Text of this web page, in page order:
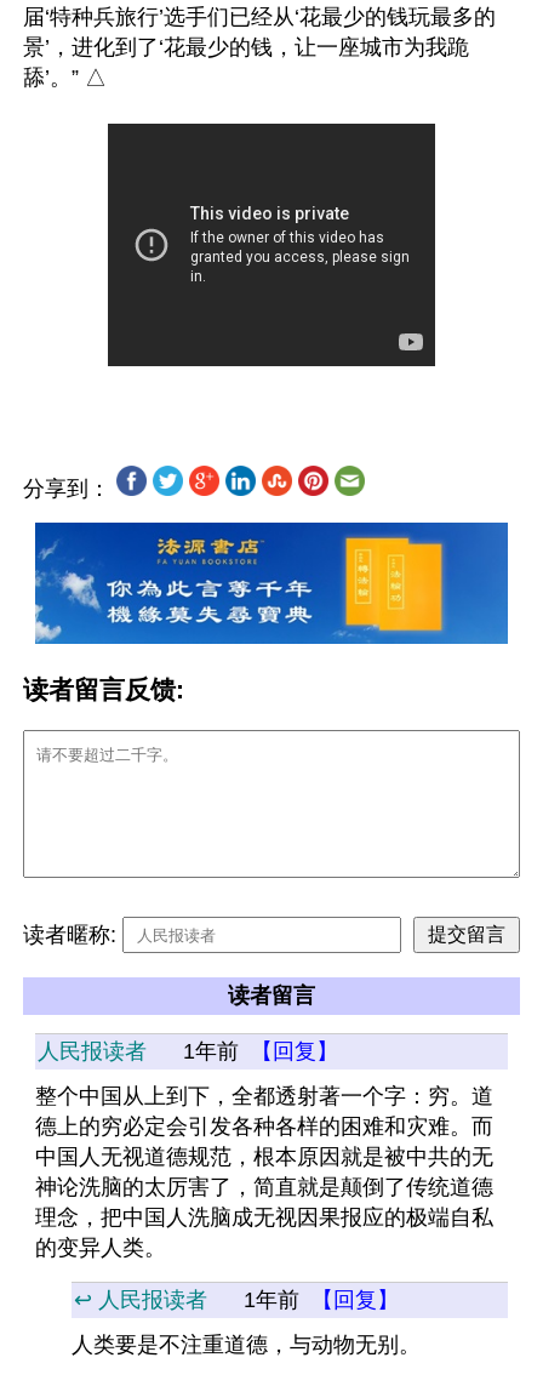
届‘特种兵旅行’选手们已经从‘花最少的钱玩最多的
景’，进化到了‘花最少的钱，让一座城市为我跪
分享到：
读者留言反馈:
读者暱称:
读者留言
人民报读者 1年前
【回复】
整个中国从上到下，全都透射著一个字：穷。道
德上的穷必定会引发各种各样的困难和灾难。而
中国人无视道德规范，根本原因就是被中共的无
神论洗脑的太厉害了，简直就是颠倒了传统道德
理念，把中国人洗脑成无视因果报应的极端自私
的变异人类。
↩️ 人民报读者 1年前
【回复】
人类要是不注重道德，与动物无别。